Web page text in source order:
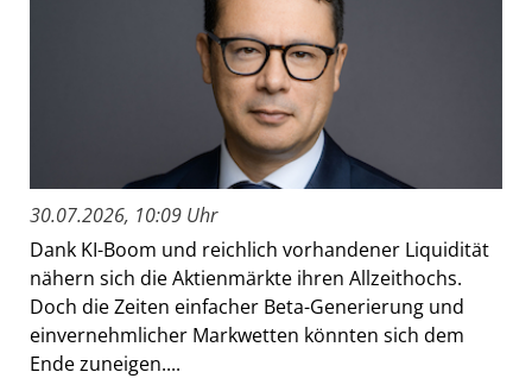
30.07.2026, 10:09 Uhr
Dank KI-Boom und reichlich vorhandener Liquidität
nähern sich die Aktienmärkte ihren Allzeithochs.
Doch die Zeiten einfacher Beta-Generierung und
einvernehmlicher Markwetten könnten sich dem
Ende zuneigen....